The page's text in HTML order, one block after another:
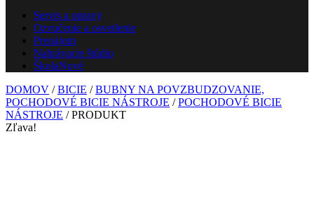
Servis a opravy
Ozvučenie a osvetlenie
Prenájom
Nahrávacie štúdio
ŠkolaNové
DOMOV /BICIE /BUBNY NA POVZBUDZOVANIE,
POCHODOVÉ BICIE NÁSTROJE /POCHODOVÉ BICIE
NÁSTROJE / PRODUKT
Zľava!